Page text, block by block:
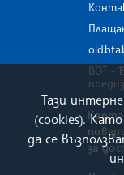
ВОТ -
за
Тази
(cookies).
да се